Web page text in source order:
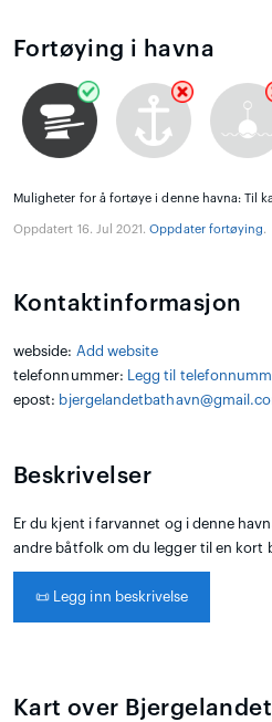
Fortøying i havna
Muligheter for å fortøye i denne havna: Til
Oppdatert 16. Jul 2021.Oppdater fortøying.
Kontaktinformasjon
webside: Add website
telefonnummer:
Legg til
epost:
Beskrivelser
Er du kjent i farvannet og i denne
andre båtfolk om du legger til en kort
📜 Legg inn beskrivelse
Kart over